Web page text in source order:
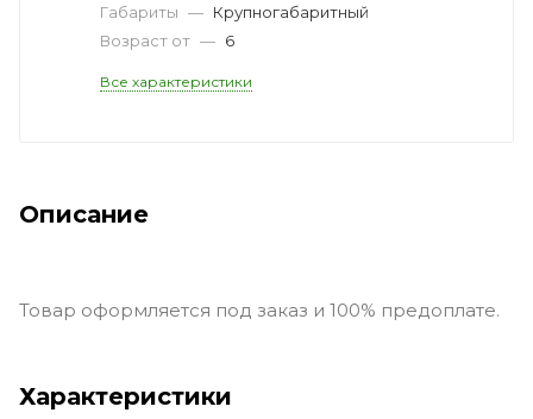
Габариты — Крупногабаритный
Возраст от — 6
Все характеристики
Описание
Товар оформляется под заказ и 100% предоплате.
Характеристики